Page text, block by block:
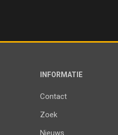
INFORMATIE
Contact
Zoek
Nieuws